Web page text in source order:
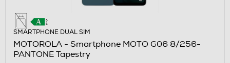
SMARTPHONE DUAL SIM
MOTOROLA - Smartphone MOTO G06 8/256-
PANTONE Tapestry